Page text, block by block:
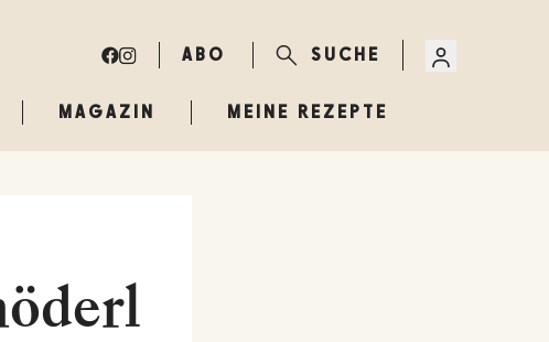
ABO SUCHE
MAGAZIN MEINE REZEPTE